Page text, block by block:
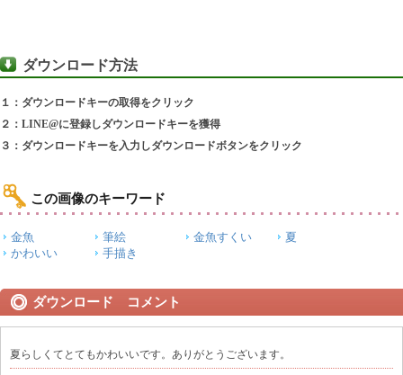
ダウンロード方法
１：ダウンロードキーの取得をクリック
２：LINE@に登録しダウンロードキーを獲得
３：ダウンロードキーを入力しダウンロードボタンをクリック
この画像のキーワード
金魚 筆絵 金魚すくい
夏
かわいい
手描き
ダウンロード コメント
夏らしくてとてもかわいいです。ありがとうございます。